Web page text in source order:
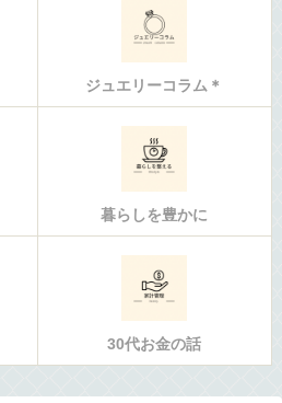
ジュエリーコラム＊
暮らしを豊かに
30代お金の話